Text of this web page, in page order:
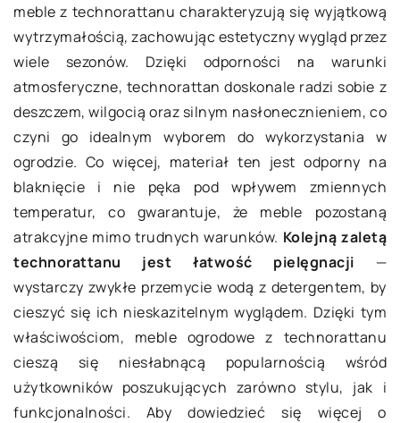
meble z technorattanu charakteryzują się wyjątkową
wytrzymałością, zachowując estetyczny wygląd przez
wiele sezonów. Dzięki odporności na warunki
atmosferyczne, technorattan doskonale radzi sobie z
deszczem, wilgocią oraz silnym nasłonecznieniem, co
czyni go idealnym wyborem do wykorzystania w
ogrodzie. Co więcej, materiał ten jest odporny na
blaknięcie i nie pęka pod wpływem zmiennych
temperatur, co gwarantuje, że meble pozostaną
atrakcyjne mimo trudnych warunków. Kolejną zaletą
technorattanu jest łatwość pielęgnacji —
wystarczy zwykłe przemycie wodą z detergentem, by
cieszyć się ich nieskazitelnym wyglądem. Dzięki tym
właściwościom, meble ogrodowe z technorattanu
cieszą się niesłabnącą popularnością wśród
użytkowników poszukujących zarówno stylu, jak i
funkcjonalności. Aby dowiedzieć się więcej o